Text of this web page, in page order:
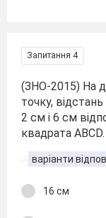
Запитання 4
(ЗНО-2015) На
точку,
2 см і 6 см
квадрата ABCD.
варіанти
16 см